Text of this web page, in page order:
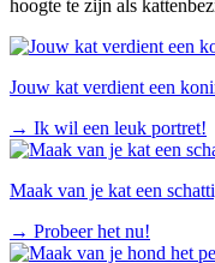
hoogte te zijn als
Jouw kat verdient een
→ Ik wil een leuk portret!
Maak van je kat een
→ Probeer het nu!